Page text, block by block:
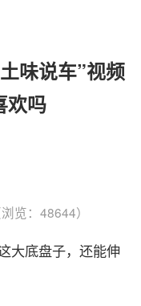
味说车”视频
欢吗
览：48644）
大底盘子，还能伸